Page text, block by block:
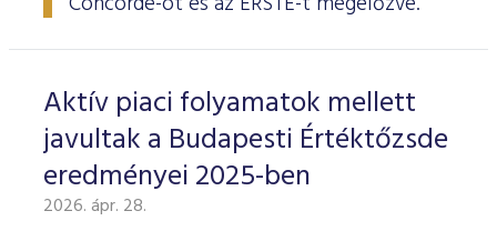
Aktív piaci folyamatok mellett
javultak a Budapesti Értéktőzsde
eredményei 2025-ben
2026. ápr. 28.